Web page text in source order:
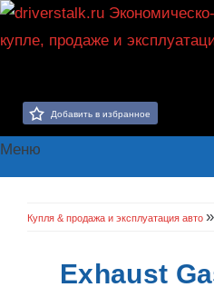
Добавить в избранное
Меню
Купля & продажа и эксплуатация авто »
Exhaust